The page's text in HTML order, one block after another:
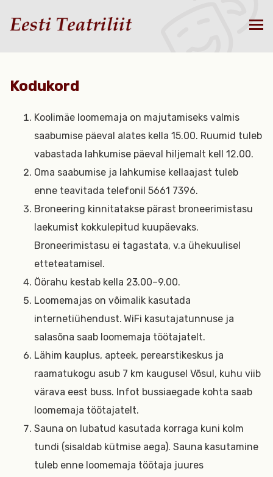
Kodukord
Koolimäe loomemaja on majutamiseks valmis
saabumise päeval alates kella 15.00. Ruumid tuleb
vabastada lahkumise päeval hiljemalt kell 12.00.
Oma saabumise ja lahkumise kellaajast tuleb
enne teavitada telefonil 5661 7396.
Broneering kinnitatakse pärast broneerimistasu
laekumist kokkulepitud kuupäevaks.
Broneerimistasu ei tagastata, v.a ühekuulisel
etteteatamisel.
Öörahu kestab kella 23.00–9.00.
Loomemajas on võimalik kasutada
internetiühendust. WiFi kasutajatunnuse ja
salasõna saab loomemaja töötajatelt.
Lähim kauplus, apteek, perearstikeskus ja
raamatukogu asub 7 km kaugusel Võsul, kuhu viib
värava eest buss. Infot bussiaegade kohta saab
loomemaja töötajatelt.
Sauna on lubatud kasutada korraga kuni kolm
tundi (sisaldab kütmise aega). Sauna kasutamine
tuleb enne loomemaja töötaja juures